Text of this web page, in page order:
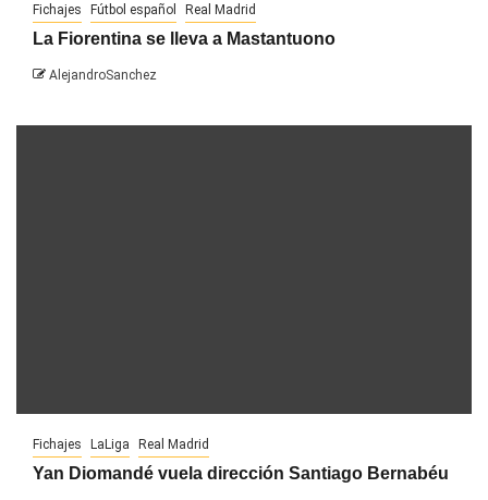
Fichajes Fútbol español Real Madrid
La Fiorentina se lleva a Mastantuono
AlejandroSanchez
Fichajes LaLiga Real Madrid
Yan Diomandé vuela dirección Santiago Bernabéu